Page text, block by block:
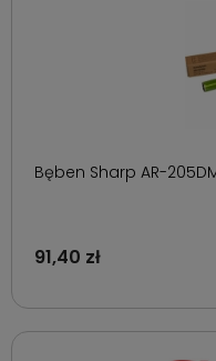
Bęben Sharp AR-
91,40 zł